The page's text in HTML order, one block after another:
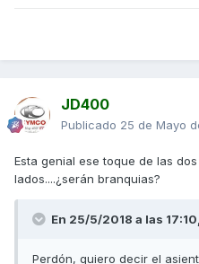
JD400
Publicado 25 de Mayo
Esta genial ese toque de las
lados....¿serán branquias?
En 25/5/2018 a las 17:10,
Perdón, quiero decir el